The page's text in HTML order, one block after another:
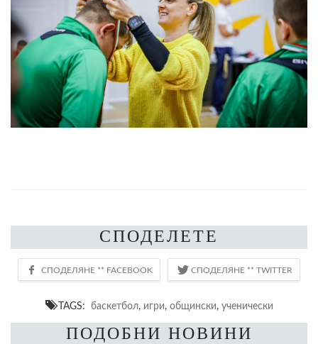
СПОДЕЛЕТЕ
TAGS: баскетбол, игри, общински, ученически
ПОДОБНИ НОВИНИ